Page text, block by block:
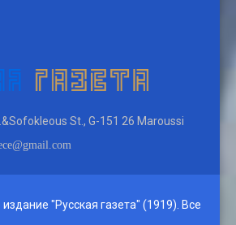
St., G-151 26 Maroussi
"Русская газета" (1919). Все